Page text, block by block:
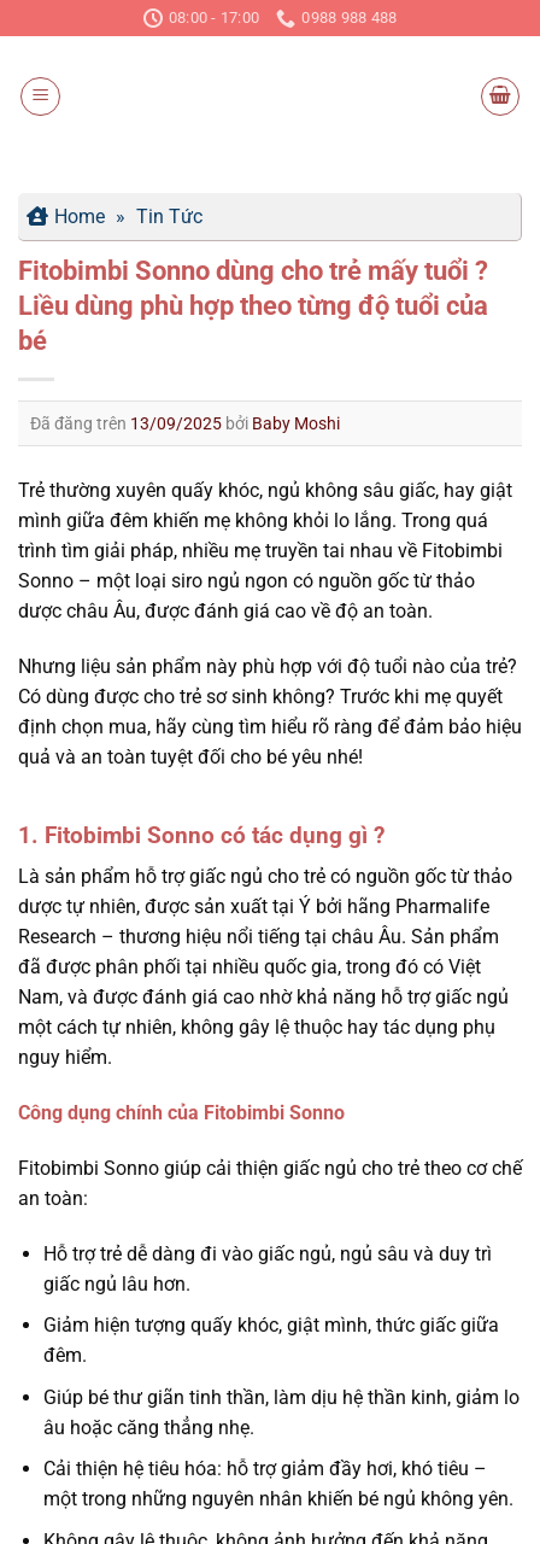
đến
dung
08:00 - 17:00 0988 988 488
Home » Tin Tức
Fitobimbi Sonno dùng cho trẻ mấy tuổi ?
Liều dùng phù hợp theo từng độ tuổi của
bé
Đã đăng trên 13/09/2025 bởi Baby Moshi
Trẻ thường xuyên quấy khóc, ngủ không sâu giấc, hay giật
mình giữa đêm khiến mẹ không khỏi lo lắng. Trong quá
trình tìm giải pháp, nhiều mẹ truyền tai nhau về Fitobimbi
Sonno – một loại siro ngủ ngon có nguồn gốc từ thảo
dược châu Âu, được đánh giá cao về độ an toàn.
Nhưng liệu sản phẩm này phù hợp với độ tuổi nào của trẻ?
Có dùng được cho trẻ sơ sinh không? Trước khi mẹ quyết
định chọn mua, hãy cùng tìm hiểu rõ ràng để đảm bảo hiệu
quả và an toàn tuyệt đối cho bé yêu nhé!
1. Fitobimbi Sonno có tác dụng gì ?
Là sản phẩm hỗ trợ giấc ngủ cho trẻ có nguồn gốc từ thảo
dược tự nhiên, được sản xuất tại Ý bởi hãng Pharmalife
Research – thương hiệu nổi tiếng tại châu Âu. Sản phẩm
đã được phân phối tại nhiều quốc gia, trong đó có Việt
Nam, và được đánh giá cao nhờ khả năng hỗ trợ giấc ngủ
một cách tự nhiên, không gây lệ thuộc hay tác dụng phụ
nguy hiểm.
Công dụng chính của Fitobimbi Sonno
Fitobimbi Sonno giúp cải thiện giấc ngủ cho trẻ theo cơ chế
an toàn:
Hỗ trợ trẻ dễ dàng đi vào giấc ngủ, ngủ sâu và duy trì
giấc ngủ lâu hơn.
Giảm hiện tượng quấy khóc, giật mình, thức giấc giữa
đêm.
Giúp bé thư giãn tinh thần, làm dịu hệ thần kinh, giảm lo
âu hoặc căng thẳng nhẹ.
Cải thiện hệ tiêu hóa: hỗ trợ giảm đầy hơi, khó tiêu –
một trong những nguyên nhân khiến bé ngủ không yên.